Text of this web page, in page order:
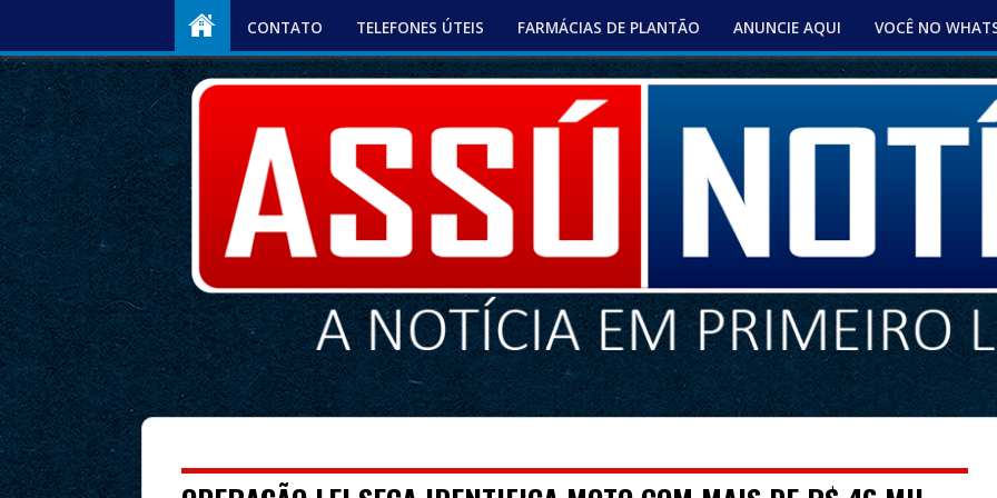
CONTATO TELEFONES ÚTEIS FARMÁCIAS DE PLANTÃO ANUNCIE AQUI VOCÊ NO